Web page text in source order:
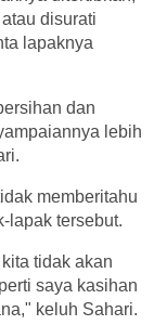
disurati
lapaknya
dan
lebih
memberitahu
lapak tersebut.
tidak akan
saya kasihan
keluh Sahari.